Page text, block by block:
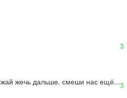
3
жечь дальше. смеши нас ещё...3